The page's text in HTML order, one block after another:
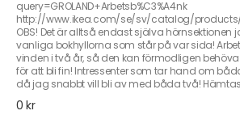
query=GROLAND+Arbetsb%C3%A4nk
http://www.ikea.com/se/sv/catalog/
OBS! Det är alltså endast själva hörnsektionen
vanliga bokhyllorna som står på var sida!
vinden i två år, så den kan förmodligen
för att bli fin! Intressenter som tar hand om
då jag snabbt vill bli av med båda två!
0 kr